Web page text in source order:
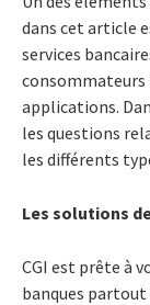
dans cet article
services
consommateurs
applications.
les questions
les différents
Les solutions
CGI est prête à
banques partout